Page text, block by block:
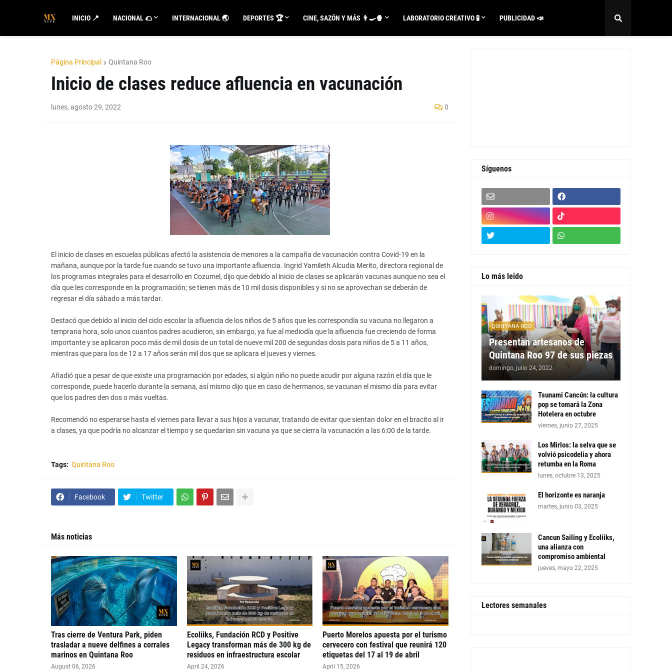
INICIO 📍 NACIONAL 🌮 INTERNACIONAL 🌏 DEPORTES 🏆 CINE, SAZÓN Y MÁS 👨‍🍳🍿 LABORATORIO CREATIVO 🧪 PUBLICIDAD 📣
Página Principal Quintana Roo
Inicio de clases reduce afluencia en vacunación
lunes, agosto 29, 2022 0
El inicio de clases en escuelas públicas afectó la asistencia de menores a la campaña de vacunación contra Covid-19 en la
mañana, aunque por la tarde fue cuando se tuvo una importante afluencia. Ingrid Yamileth Alcudia Merito, directora regional de
los programas integrales para el desarrollo en Cozumel, dijo que debido al inicio de clases se aplicarán vacunas aunque no sea el
día que les corresponde en la programación; se tienen más de 10 mil dosis disponibles y si no se aprovechan se deberán de
regresar el día sábado a más tardar.
Destacó que debido al inicio del ciclo escolar la afluencia de los niños de 5 años que les correspondía su vacuna no llegaron a
temprana hora, solo unos cuantos padres acudieron, sin embargo, ya fue al mediodía que la afluencia fue creciendo de forma
importante y se aplicaron poco más de mil dosis de un total de nueve mil 200 de segundas dosis para niños de 5 a 11 años,
mientras que para los de 12 a 17 años serán mil dos que se aplicara el jueves y viernes.
Añadió que a pesar de que existe una programación por edades, si algún niño no puede acudir por alguna razón el día que le
corresponde, puede hacerlo durante la semana, así mismo dijo que en caso de hermanos, se vacunan el mismo día para evitar
que los padres den dos o más vueltas.
Recomendó no esperarse hasta el viernes para llevar a sus hijos a vacunar, tratando de evitar que sientan dolor en el bracito al ir
a clases, ya que podría no alcanzar el tiempo y se quedarían sin vacuna ya que se cierra la vacunación a las 6:00 de la tarde.
Tags: Quintana Roo
Facebook Twitter
Más noticias
Tras cierre de Ventura Park, piden
trasladar a nueve delfines a corrales
marinos en Quintana Roo
August 06, 2026
Ecoliiks, Fundación RCD y Positive
Legacy transforman más de 300 kg de
residuos en infraestructura escolar
April 24, 2026
Puerto Morelos apuesta por el turismo
cervecero con festival que reunirá 120
etiquetas del 17 al 19 de abril
April 15, 2026
Síguenos
Lo más leido
QUINTANA ROO
Presentan artesanos de
Quintana Roo 97 de sus piezas
domingo, julio 24, 2022
Tsunami Cancún: la cultura
pop se tomará la Zona
Hotelera en octubre
viernes, junio 27, 2025
Los Mirlos: la selva que se
volvió psicodelia y ahora
retumba en la Roma
lunes, octubre 13, 2025
El horizonte es naranja
martes, junio 03, 2025
Cancun Sailing y Ecoliiks,
una alianza con
compromiso ambiental
jueves, mayo 22, 2025
Lectores semanales